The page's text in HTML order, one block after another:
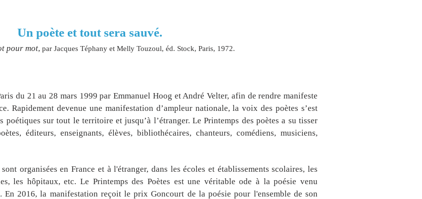
Un poète et tout sera sauvé.
pour mot, par Jacques Téphany et Melly Touzoul, éd. Stock, Paris, 1972.
du 21 au 28 mars 1999 par Emmanuel Hoog et André Velter, afin de rendre manifeste
Rapidement devenue une manifestation d’ampleur nationale, la voix des poètes s’est
poétiques sur tout le territoire et jusqu’à l’étranger. Le Printemps des poètes a su tisser
éditeurs, enseignants, élèves, bibliothécaires, chanteurs, comédiens, musiciens,
organisées en France et à l'étranger, dans les écoles et établissements scolaires, les
les hôpitaux, etc. Le Printemps des Poètes est une véritable ode à la poésie venu
En2016, la manifestation reçoit leprix Goncourt de la poésie pour l'ensemble de son